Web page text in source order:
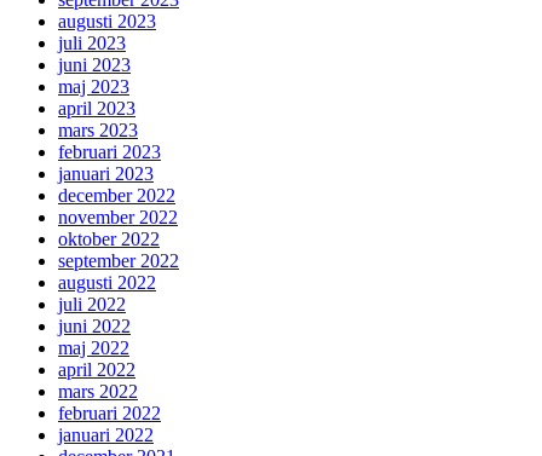
augusti 2023
juli 2023
juni 2023
maj 2023
april 2023
mars 2023
februari 2023
januari 2023
december 2022
november 2022
oktober 2022
september 2022
augusti 2022
juli 2022
juni 2022
maj 2022
april 2022
mars 2022
februari 2022
januari 2022